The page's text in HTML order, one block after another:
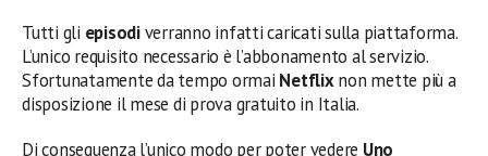
Tutti gli episodiverranno infatti caricati sulla piattaforma.
L’unico requisito necessario è l’abbonamento al servizio.
Sfortunatamente da tempo ormai Netflixnon mette più a
disposizione il mese di prova gratuito in Italia.
Di conseguenza l’unico modo per poter vedere Uno